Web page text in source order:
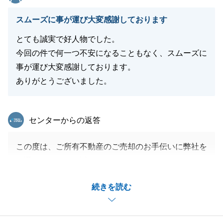
スムーズに事が運び大変感謝しております
とても誠実で好人物でした。
今回の件で何一つ不安になることもなく、スムーズに
事が運び大変感謝しております。
ありがとうございました。
続きを読む
東急リバブル
センターからの返答
この度は、ご所有不動産のご売却のお手伝いに弊社を
引を行うことができました。
お話をさせていただく中で、様々なご縁もありました
ので、今後またS様のお力になれることがございまし